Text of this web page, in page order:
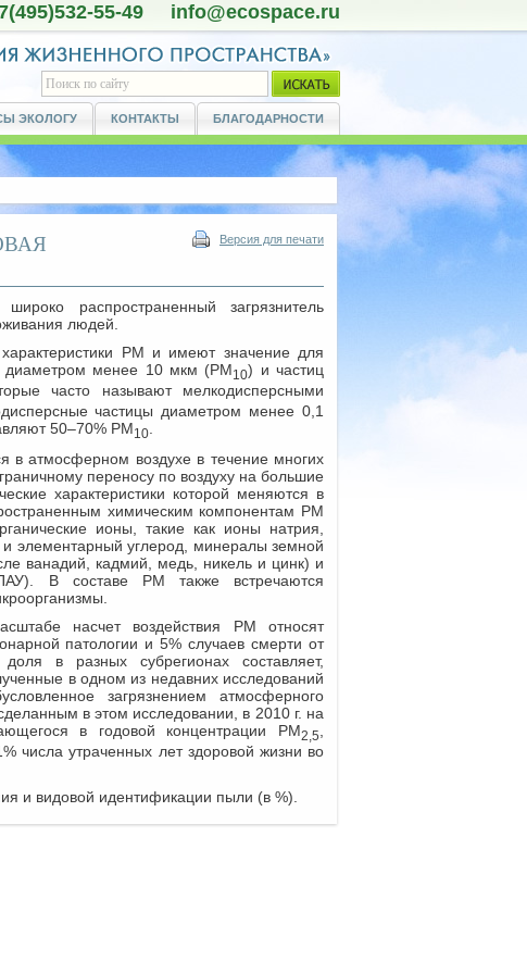
55-49 info@ecospace.ru
ЭКОЛОГУ КОНТАКТЫ БЛАГОДАРНОСТИ
Версия для печати
распространенный загрязнитель
людей.
РМ и имеют значение для
диаметром менее 10 мкм (PM10) и частиц
часто называют мелкодисперсными
частицы диаметром менее 0,1
50–70% PM10
атмосферном воздухе в течение многих
переносу по воздуху на большие
характеристики которой меняются в
химическим компонентам РМ
ионы, такие как ионы натрия,
элементарный углерод, минералы земной
ванадий, кадмий, медь, никель и цинк) и
В составе РМ также встречаются
насчет воздействия РМ относят
патологии и 5% случаев смерти от
в разных субрегионах составляет,
в одном из недавних исследований
загрязнением атмосферного
в этом исследовании, в 2010 г. на
в годовой концентрации PM2,5,
числа утраченных лет здоровой жизни во
и видовой идентификации пыли (в %).